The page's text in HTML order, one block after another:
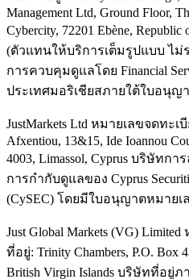
Management Ltd, Ground Floor,
Cybercity, 72201 Ebène,
(ตัวแทนให้บริการเต็มรูปแบบ ไ
การควบคุมดูแลโดย Financial
ประเทศมอริเชียสภายใต้ใบอนุญา
JustMarkets Ltd หมายเลขจดทะเ
Afxentiou, 13&15, Ide Ioannou
4003, Limassol, Cyprus บริษัทก
การกำกับดูแลของ Cyprus
(CySEC) โดยมีใบอนุญาตหมายเล
Just Global Markets (VG)
ที่อยู่: Trinity Chambers, P.O. Box
British Virgin Islands บริษัทที่อยู่